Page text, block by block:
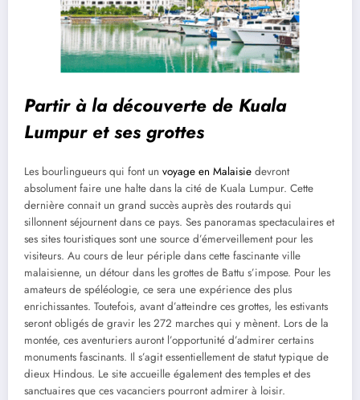
Partir à la découverte de Kuala
Lumpur et ses grottes
Les bourlingueurs qui font un voyage en Malaisie devront
absolument faire une halte dans la cité de Kuala Lumpur. Cette
dernière connait un grand succès auprès des routards qui
sillonnent séjournent dans ce pays. Ses panoramas spectaculaires et
ses sites touristiques sont une source d’émerveillement pour les
visiteurs. Au cours de leur périple dans cette fascinante ville
malaisienne, un détour dans les grottes de Battu s’impose. Pour les
amateurs de spéléologie, ce sera une expérience des plus
enrichissantes. Toutefois, avant d’atteindre ces grottes, les estivants
seront obligés de gravir les 272 marches qui y mènent. Lors de la
montée, ces aventuriers auront l’opportunité d’admirer certains
monuments fascinants. Il s’agit essentiellement de statut typique de
dieux Hindous. Le site accueille également des temples et des
sanctuaires que ces vacanciers pourront admirer à loisir.